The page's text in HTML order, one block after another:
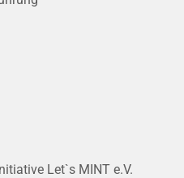
Let`s MINT e.V.